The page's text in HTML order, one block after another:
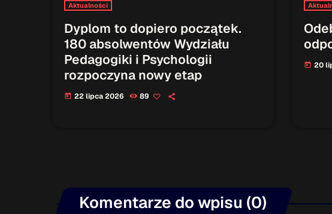
Aktualności
Dyplom to dopiero początek.
180 absolwentów Wydziału
Pedagogiki i Psychologii
rozpoczyna nowy etap
today 22 lipca 2026 89
today 20
Komentarze do wpisu (0)